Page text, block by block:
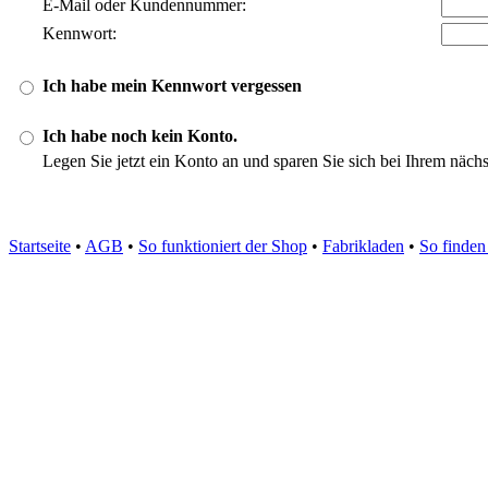
E-Mail oder Kundennummer:
Kennwort:
Ich habe mein Kennwort vergessen
Ich habe noch kein Konto.
Legen Sie jetzt ein Konto an und sparen Sie sich bei Ihrem
Startseite • AGB • So funktioniert der Shop • Fabrikladen • So